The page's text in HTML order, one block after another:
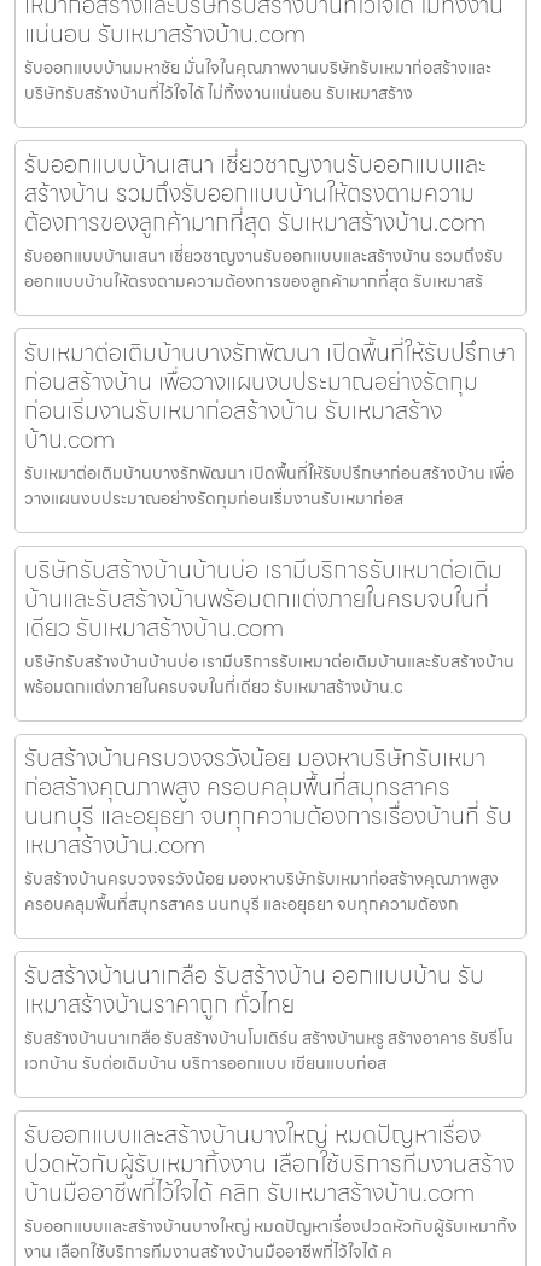
แน่นอน รับเหมาสร้างบ้าน.com
รับออกแบบบ้านมหาชัย มั่นใจในคุณภาพงานบริษัทรับเหมาก่อสร้างและ
บริษัทรับสร้างบ้านที่ไว้ใจได้ ไม่ทิ้งงานแน่นอน รับเหมาสร้าง
รับออกแบบบ้านเสนา เชี่ยวชาญงานรับออกแบบและ
สร้างบ้าน รวมถึงรับออกแบบบ้านให้ตรงตามความ
ต้องการของลูกค้ามากที่สุด รับเหมาสร้างบ้าน.com
รับออกแบบบ้านเสนา เชี่ยวชาญงานรับออกแบบและสร้างบ้าน รวมถึงรับ
ออกแบบบ้านให้ตรงตามความต้องการของลูกค้ามากที่สุด รับเหมาสร้
รับเหมาต่อเติมบ้านบางรักพัฒนา เปิดพื้นที่ให้รับปรึกษา
ก่อนสร้างบ้าน เพื่อวางแผนงบประมาณอย่างรัดกุม
ก่อนเริ่มงานรับเหมาก่อสร้างบ้าน รับเหมาสร้าง
บ้าน.com
รับเหมาต่อเติมบ้านบางรักพัฒนา เปิดพื้นที่ให้รับปรึกษาก่อนสร้างบ้าน เพื่อ
วางแผนงบประมาณอย่างรัดกุมก่อนเริ่มงานรับเหมาก่อส
บริษัทรับสร้างบ้านบ้านบ่อ เรามีบริการรับเหมาต่อเติม
บ้านและรับสร้างบ้านพร้อมตกแต่งภายในครบจบในที่
เดียว รับเหมาสร้างบ้าน.com
บริษัทรับสร้างบ้านบ้านบ่อ เรามีบริการรับเหมาต่อเติมบ้านและรับสร้างบ้าน
พร้อมตกแต่งภายในครบจบในที่เดียว รับเหมาสร้างบ้าน.c
รับสร้างบ้านครบวงจรวังน้อย มองหาบริษัทรับเหมา
ก่อสร้างคุณภาพสูง ครอบคลุมพื้นที่สมุทรสาคร
นนทบุรี และอยุธยา จบทุกความต้องการเรื่องบ้านที่ รับ
เหมาสร้างบ้าน.com
รับสร้างบ้านครบวงจรวังน้อย มองหาบริษัทรับเหมาก่อสร้างคุณภาพสูง
ครอบคลุมพื้นที่สมุทรสาคร นนทบุรี และอยุธยา จบทุกความต้องก
รับสร้างบ้านนาเกลือ รับสร้างบ้าน ออกแบบบ้าน รับ
เหมาสร้างบ้านราคาถูก ทั่วไทย
รับสร้างบ้านนาเกลือ รับสร้างบ้านโมเดิร์น สร้างบ้านหรู สร้างอาคาร รับรีโน
เวทบ้าน รับต่อเติมบ้าน บริการออกแบบ เขียนแบบก่อส
รับออกแบบและสร้างบ้านบางใหญ่ หมดปัญหาเรื่อง
ปวดหัวกับผู้รับเหมาทิ้งงาน เลือกใช้บริการทีมงานสร้าง
บ้านมืออาชีพที่ไว้ใจได้ คลิก รับเหมาสร้างบ้าน.com
รับออกแบบและสร้างบ้านบางใหญ่ หมดปัญหาเรื่องปวดหัวกับผู้รับเหมาทิ้ง
งาน เลือกใช้บริการทีมงานสร้างบ้านมืออาชีพที่ไว้ใจได้ ค